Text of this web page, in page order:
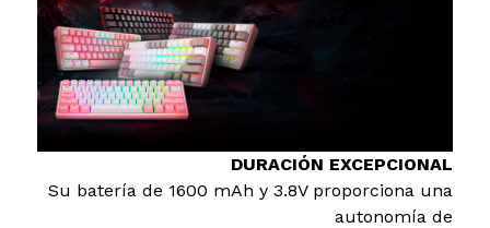
DURACIÓN EXCEPCIONAL
Su batería de 1600 mAh y 3.8V proporciona una
autonomía de